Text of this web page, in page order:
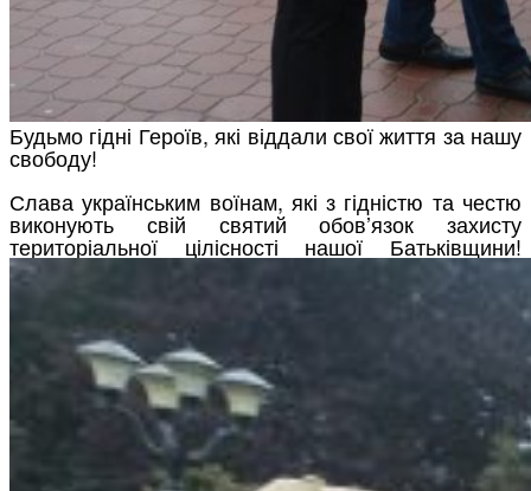
Будьмо гідні Героїв, які віддали свої життя за нашу
свободу!
Слава українським воїнам, які з гідністю та честю
виконують свій святий обов’язок захисту
територіальної цілісності нашої Батьківщини!